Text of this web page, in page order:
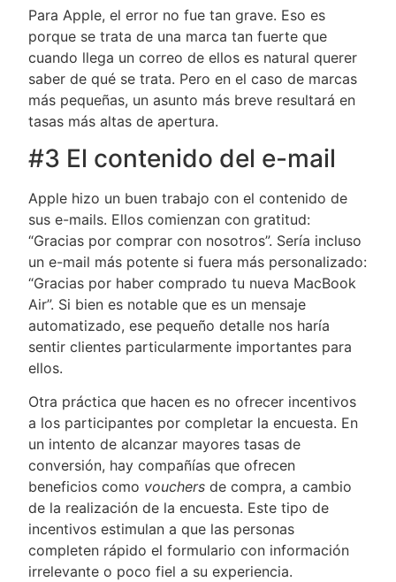
Para Apple, el error no fue tan grave. Eso es
porque se trata de una marca tan fuerte que
cuando llega un correo de ellos es natural querer
saber de qué se trata. Pero en el caso de marcas
más pequeñas, un asunto más breve resultará en
tasas más altas de apertura.
#3 El contenido del e-mail
Apple hizo un buen trabajo con el contenido de
sus e-mails. Ellos comienzan con gratitud:
“Gracias por comprar con nosotros”. Sería incluso
un e-mail más potente si fuera más personalizado:
“Gracias por haber comprado tu nueva MacBook
Air”. Si bien es notable que es un mensaje
automatizado, ese pequeño detalle nos haría
sentir clientes particularmente importantes para
ellos.
Otra práctica que hacen es no ofrecer incentivos
a los participantes por completar la encuesta. En
un intento de alcanzar mayores tasas de
conversión, hay compañías que ofrecen
beneficios como vouchers de compra, a cambio
de la realización de la encuesta. Este tipo de
incentivos estimulan a que las personas
completen rápido el formulario con información
irrelevante o poco fiel a su experiencia.